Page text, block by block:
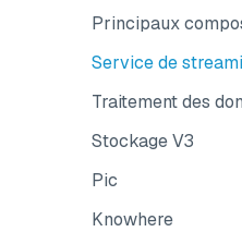
Principaux
Service de
Traitement des
Stockage V3
Pic
Knowhere